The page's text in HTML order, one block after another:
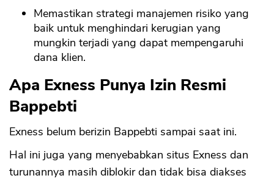
Memastikan strategi manajemen risiko yang
baik untuk menghindari kerugian yang
mungkin terjadi yang dapat mempengaruhi
dana klien.
Apa Exness Punya Izin Resmi
Bappebti
Exness belum berizin Bappebti sampai saat ini.
Hal ini juga yang menyebabkan situs Exness dan
turunannya masih diblokir dan tidak bisa diakses